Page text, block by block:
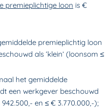
premieplichtige loon is €
premieplichtig loon
als ‘klein’ (loonsom ≤
het gemiddelde
een werkgever beschouwd
en ≤ € 3.770.000,-);